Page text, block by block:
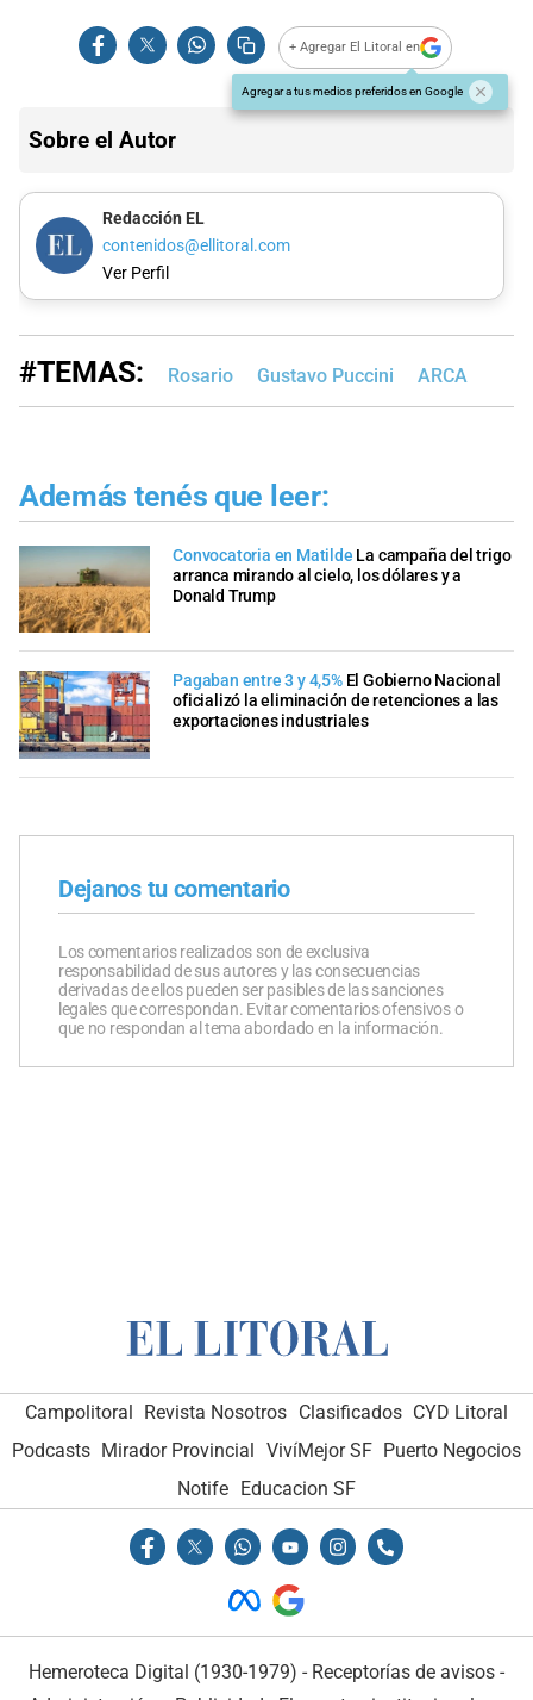
+ Agregar El Litoral en
Agregar a tus medios preferidos en Google
Sobre el Autor
Redacción EL
contenidos@ellitoral.com
Ver Perfil
#TEMAS: Rosario Gustavo Puccini ARCA
Además tenés que leer:
Convocatoria en Matilde La campaña del trigo
arranca mirando al cielo, los dólares y a
Donald Trump
Pagaban entre 3 y 4,5% El Gobierno Nacional
oficializó la eliminación de retenciones a las
exportaciones industriales
Dejanos tu comentario
Los comentarios realizados son de exclusiva
responsabilidad de sus autores y las consecuencias
derivadas de ellos pueden ser pasibles de las sanciones
legales que correspondan. Evitar comentarios ofensivos o
que no respondan al tema abordado en la información.
Campolitoral Revista Nosotros Clasificados CYD Litoral
Podcasts Mirador Provincial VivíMejor SF Puerto Negocios
Notife
Educacion SF
Hemeroteca Digital (1930-1979) - Receptorías de avisos -